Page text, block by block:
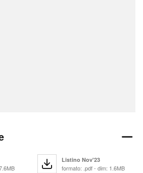
Listino Nov'23
formato: .pdf - dim: 1.6MB